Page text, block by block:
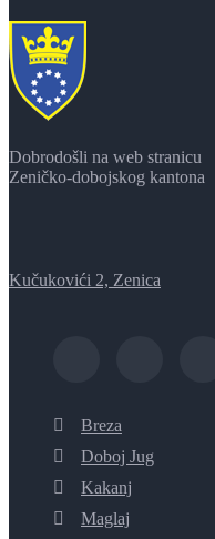
Dobrodošli na web stranicu
Zeničko-dobojskog kantona
Kučukovići 2, Zenica
Breza
Doboj Jug
Kakanj
Maglaj